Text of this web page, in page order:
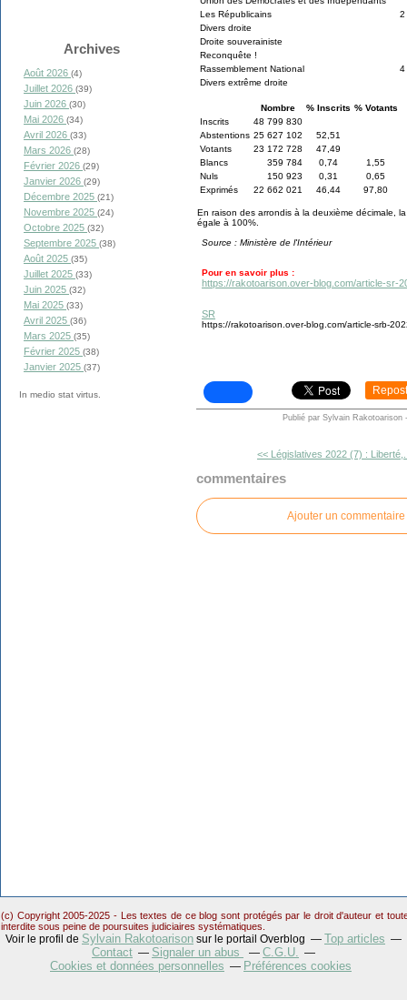
Archives
Août 2026 (4)
Juillet 2026 (39)
Juin 2026 (30)
Mai 2026 (34)
Avril 2026 (33)
Mars 2026 (28)
Février 2026 (29)
Janvier 2026 (29)
Décembre 2025 (21)
Novembre 2025 (24)
Octobre 2025 (32)
Septembre 2025 (38)
Août 2025 (35)
Juillet 2025 (33)
Juin 2025 (32)
Mai 2025 (33)
Avril 2025 (36)
Mars 2025 (35)
Février 2025 (38)
Janvier 2025 (37)
In medio stat virtus.
Les Républicains
2
Divers droite
Droite souverainiste
Reconquête !
Rassemblement National
4
Divers extrême droite
Nombre % Inscrits % Votants
Inscrits
48 799 830
Abstentions 25 627 102
52,51
Votants
23 172 728
47,49
Blancs
359 784 0,74
1,55
Nuls
150 923 0,31
0,65
Exprimés
22 662 021 46,44 97,80
En raison des arrondis à la deuxième décimale,
égale à 100%.
Source : Ministère de l'Intérieur
Pour en savoir plus :
https://rakotoarison.over-blog.com/article-sr-
SR
https://rakotoarison.over-blog.com/article-srb-
Repost
Publié par Sylvain Rakotoarison -
<< Législatives 2022 (7) :
commentaires
Ajouter un commentaire
(c) Copyright 2005-2025 - Les textes de ce blog sont protégés par le droit d'auteur et
interdite sous peine de poursuites judiciaires systématiques.
Voir le profil de Sylvain Rakotoarison sur le portail Overblog
Top articles
Contact
Signaler un abus
C.G.U.
Cookies et données personnelles
Préférences cookies